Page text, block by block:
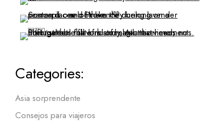
Categories:
Asia sorprendente
Consejos para viajeros